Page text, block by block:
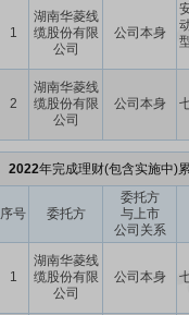
1
湖南华菱线
缆股份有限
公司
公司本身
2
湖南华菱线
缆股份有限
公司
公司本身
2022年完成理财(包含实施中)
序号 委托方
委托方
与上市
公司关系
1
湖南华菱线
缆股份有限
公司
公司本身